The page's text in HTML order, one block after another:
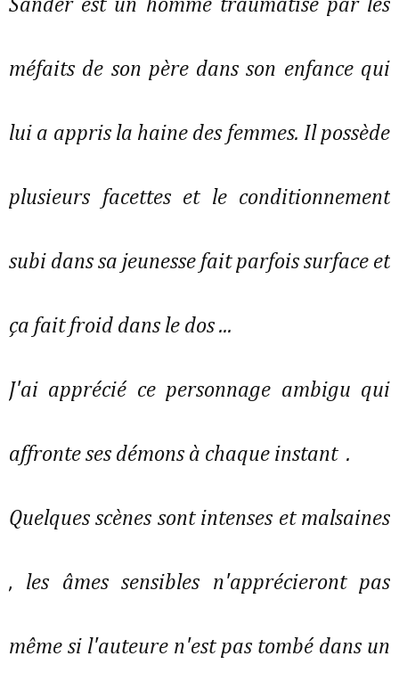
Sander est un homme traumatisé par les
méfaits de son père dans son enfance qui
lui a appris la haine des femmes. Il possède
plusieurs facettes et le conditionnement
subi dans sa jeunesse fait parfois surface et
ça fait froid dans le dos ...
J'ai apprécié ce personnage ambigu qui
affronte ses démons à chaque instant .
Quelques scènes sont intenses et malsaines
, les âmes sensibles n'apprécieront pas
même si l'auteure n'est pas tombé dans un